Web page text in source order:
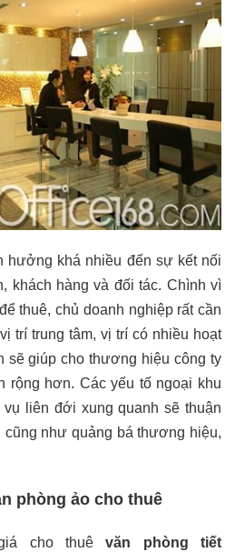
hưởng khá nhiều đến sự kết nối
khách hàng và đối tác. Chình vì
thuê, chủ doanh nghiệp rất cần
trí trung tâm, vị trí có nhiều hoạt
sẽ giúp cho thương hiệu công ty
rộng hơn. Các yếu tố ngoại khu
liên đới xung quanh sẽ thuận
cũng như quảng bá thương hiệu,
phòng ảo cho thuê
cho thuêvăn phòng tiết